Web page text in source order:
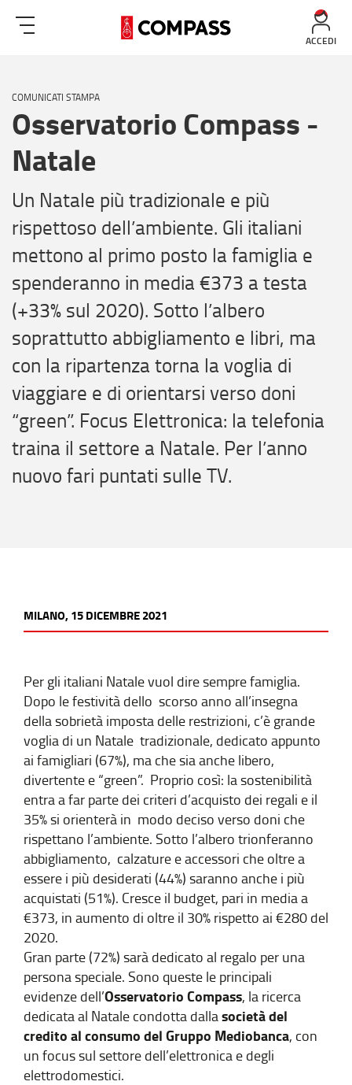
ACCEDI
COMUNICATI STAMPA
Osservatorio Compass -
Natale
Un Natale più tradizionale e più
rispettoso dell’ambiente. Gli italiani
mettono al primo posto la famiglia e
spenderanno in media €373 a testa
(+33% sul 2020). Sotto l’albero
soprattutto abbigliamento e libri, ma
con la ripartenza torna la voglia di
viaggiare e di orientarsi verso doni
“green”. Focus Elettronica: la telefonia
traina il settore a Natale. Per l’anno
nuovo fari puntati sulle TV.
MILANO, 15 DICEMBRE 2021
Per gli italiani Natale vuol dire sempre famiglia.
Dopo le festività dello scorso anno all’insegna
della sobrietà imposta delle restrizioni, c’è grande
voglia di un Natale tradizionale, dedicato appunto
ai famigliari (67%), ma che sia anche libero,
divertente e “green”. Proprio così: la sostenibilità
entra a far parte dei criteri d’acquisto dei regali e il
35% si orienterà in modo deciso verso doni che
rispettano l’ambiente. Sotto l’albero trionferanno
abbigliamento, calzature e accessori che oltre a
essere i più desiderati (44%) saranno anche i più
acquistati (51%). Cresce il budget, pari in media a
€373, in aumento di oltre il 30% rispetto ai €280 del
2020.
Gran parte (72%) sarà dedicato al regalo per una
persona speciale. Sono queste le principali
evidenze dell’Osservatorio Compass, la ricerca
dedicata al Natale condotta dallasocietà del
credito al consumo del Gruppo Mediobanca, con
un focus sul settore dell’elettronica e degli
elettrodomestici.